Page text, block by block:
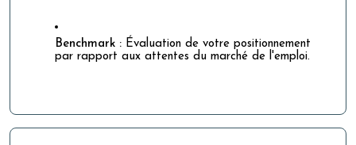
Benchmark : Évaluation de votre positionnement
par rapport aux attentes du marché de l'emploi.